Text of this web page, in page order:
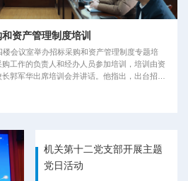
资产管理制度培训
会议室举办招标采购和资产管理制度专题培
工作的负责人和经办人员参加培训，培训由资
郭军华出席培训会并讲话。他指出，出台招标
各部门、各二级学院要提高政治站位，压实主
机关第十二党支部开展主题
党日活动